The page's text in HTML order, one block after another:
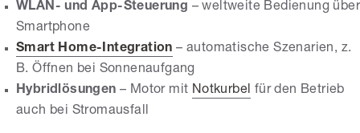
WLAN- und App-Steuerung – weltweite Bedienung über
Smartphone
Smart Home-Integration – automatische Szenarien, z.
B. Öffnen bei Sonnenaufgang
Hybridlösungen – Motor mit Notkurbel für den Betrieb
auch bei Stromausfall